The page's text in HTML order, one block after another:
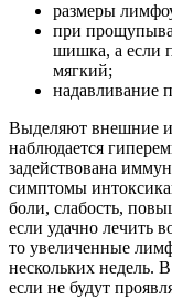
размеры
при
шишка, а если
мягкий;
надавливание
Выделяют внешние
наблюдается
задействована
симптомы
боли, слабость,
если удачно лечить
то увеличенные
нескольких недель.
если не будут